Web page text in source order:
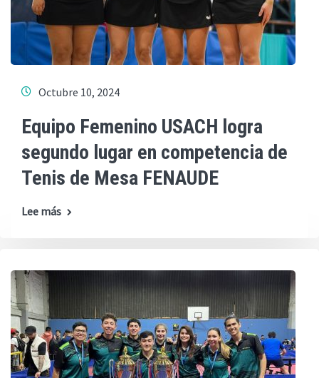
Octubre 10, 2024
Equipo Femenino USACH logra
segundo lugar en competencia de
Tenis de Mesa FENAUDE
Lee más